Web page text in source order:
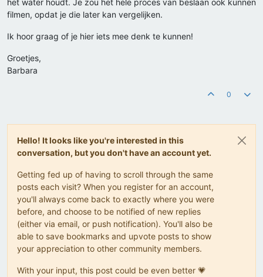
het water houdt. Je zou het hele proces van beslaan ook kunnen
filmen, opdat je die later kan vergelijken.
Ik hoor graag of je hier iets mee denk te kunnen!
Groetjes,
Barbara
0
Hello! It looks like you're interested in this
conversation, but you don't have an account yet.
Getting fed up of having to scroll through the same
posts each visit? When you register for an account,
you'll always come back to exactly where you were
before, and choose to be notified of new replies
(either via email, or push notification). You'll also be
able to save bookmarks and upvote posts to show
your appreciation to other community members.
With your input, this post could be even better 💗